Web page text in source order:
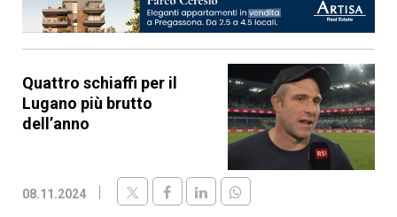
Quattro schiaffi per il
Lugano più brutto
dell’anno
08.11.2024